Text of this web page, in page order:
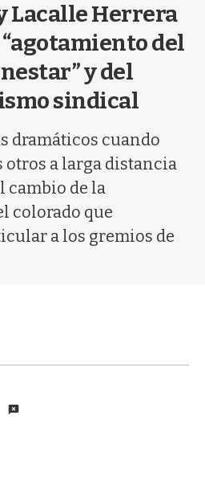
Lacalle Herrera
del
y del
sindical
dramáticos cuando
otros a larga distancia
cambio de la
colorado que
a los gremios de